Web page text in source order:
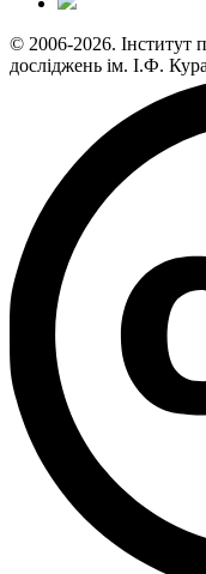
© 2006-2026. Інститут
досліджень ім. І.Ф.